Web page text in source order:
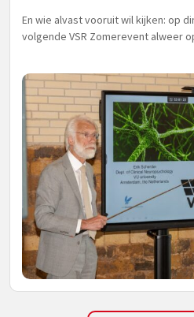
En wie alvast vooruit wil kijken: op
volgende VSR Zomerevent alweer